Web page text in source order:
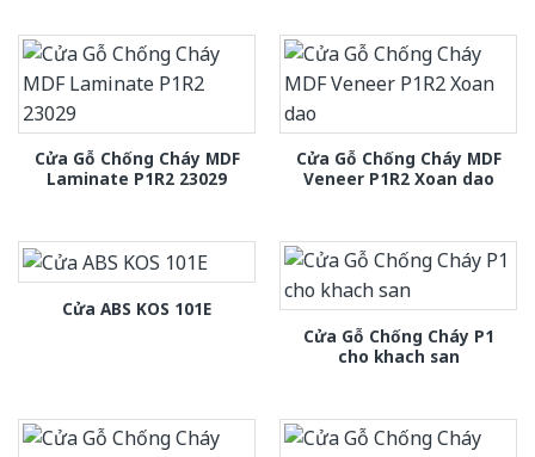
Cửa Gỗ Chống Cháy MDF
Laminate P1R2 23029
Cửa Gỗ Chống Cháy MDF
Veneer P1R2 Xoan dao
Cửa ABS KOS 101E
Cửa Gỗ Chống Cháy P1
cho khach san